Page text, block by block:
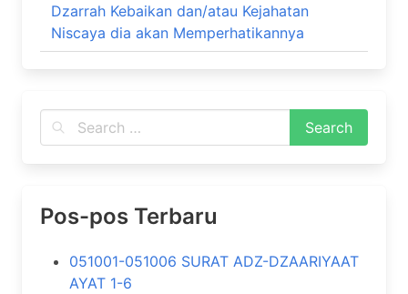
Dzarrah Kebaikan dan/atau Kejahatan
Niscaya dia akan Memperhatikannya
Pos-pos Terbaru
051001-051006 SURAT ADZ-DZAARIYAAT
AYAT 1-6